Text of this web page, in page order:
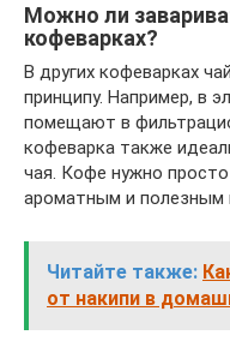
Можно ли
кофеварках?
В других кофеварках
принципу. Например, в
помещают в
кофеварка также
чая. Кофе нужно
ароматным и полезным
Читайте также:
от накипи в